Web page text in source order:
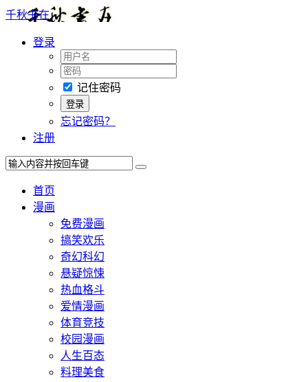
千秋书在
登录
记住密码
忘记密码？
注册
首页
漫画
免费漫画
搞笑欢乐
奇幻科幻
悬疑惊悚
热血格斗
爱情漫画
体育竞技
校园漫画
人生百态
料理美食